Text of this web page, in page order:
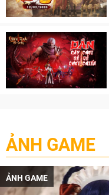
ẢNH GAME
ẢNH GAME